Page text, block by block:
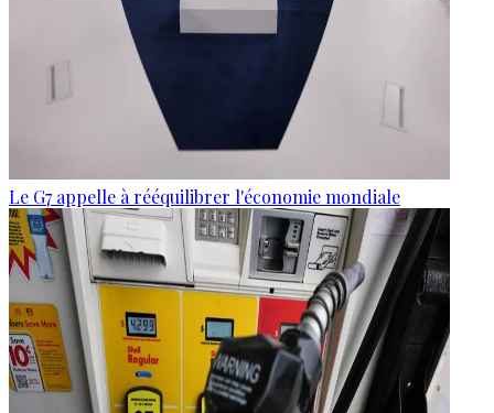
Le G7 appelle à rééquilibrer l'économie mondiale